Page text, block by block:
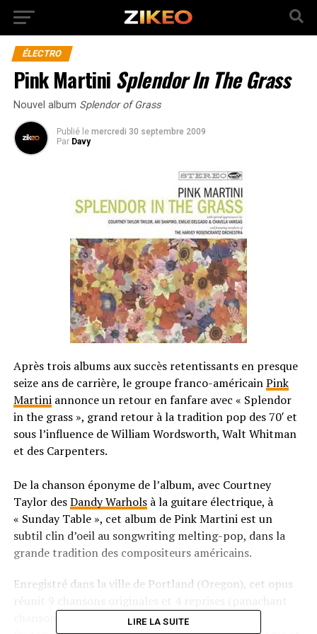
ÉLECTRO
Pink Martini Splendor In The Grass
Nouvel album Splendor of Grass
Publié le mercredi 30 septembre 2009
Par Davy
Après trois albums aux succès retentissants en presque
seize ans de carrière, le groupe franco-américainPink
Martiniannonce un retour en fanfare avec « Splendor
in the grass », grand retour à la tradition pop des 70′ et
sous l’influence de William Wordsworth, Walt Whitman
et des Carpenters.
De la chanson éponyme de l’album, avec Courtney
Taylor desDandy Warholsà la guitare électrique, à
« Sunday Table », cet album de Pink Martini est un
subtil clin d’oeil au songwriting melting-pop, dans la
grande tradition des compositeurs américains.
Enregistré dans la ville de Portland (Oregon), cet opus
chansons en anglais, en napolitain, en italien, en
LIRE LA SUITE